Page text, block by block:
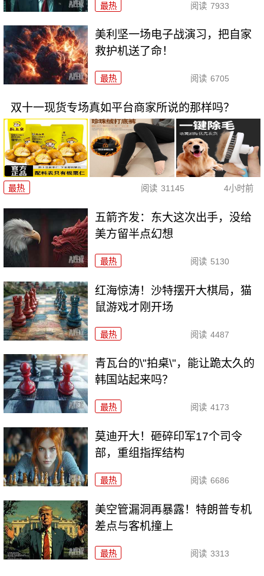
最热 阅读 7933
美利坚一场电子战演习，把自家
救护机送了命！
最热 阅读 6705
双十一现货专场真如平台商家所说的那样吗？
最热 阅读 31145 4小时前
五箭齐发：东大这次出手，没给
美方留半点幻想
最热 阅读 5130
红海惊涛！沙特摆开大棋局，猫
鼠游戏才刚开场
最热 阅读 4487
青瓦台的\"拍桌\"，能让跪太久的
韩国站起来吗？
最热 阅读 4173
莫迪开大！砸碎印军17个司令
部，重组指挥结构
最热 阅读 6686
美空管漏洞再暴露！特朗普专机
差点与客机撞上
最热 阅读 3313